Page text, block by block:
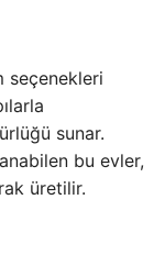
seçenekleri
sunar.
bu evler,
üretilir.